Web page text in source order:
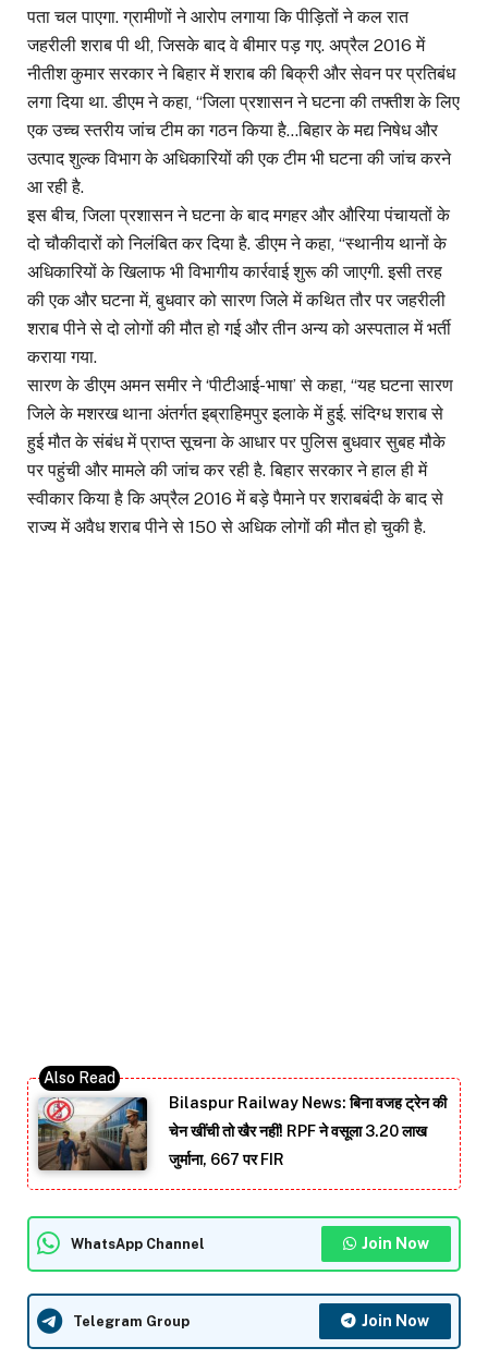
पता चल पाएगा. ग्रामीणों ने आरोप लगाया कि पीड़ितों ने कल रात
जहरीली शराब पी थी, जिसके बाद वे बीमार पड़ गए. अप्रैल 2016 में
नीतीश कुमार सरकार ने बिहार में शराब की बिक्री और सेवन पर प्रतिबंध
लगा दिया था. डीएम ने कहा, “जिला प्रशासन ने घटना की तफ्तीश के लिए
एक उच्च स्तरीय जांच टीम का गठन किया है…बिहार के मद्य निषेध और
उत्पाद शुल्क विभाग के अधिकारियों की एक टीम भी घटना की जांच करने
आ रही है.
इस बीच, जिला प्रशासन ने घटना के बाद मगहर और औरिया पंचायतों के
दो चौकीदारों को निलंबित कर दिया है. डीएम ने कहा, “स्थानीय थानों के
अधिकारियों के खिलाफ भी विभागीय कार्रवाई शुरू की जाएगी. इसी तरह
की एक और घटना में, बुधवार को सारण जिले में कथित तौर पर जहरीली
शराब पीने से दो लोगों की मौत हो गई और तीन अन्य को अस्पताल में भर्ती
कराया गया.
सारण के डीएम अमन समीर ने ‘पीटीआई-भाषा’ से कहा, “यह घटना सारण
जिले के मशरख थाना अंतर्गत इब्राहिमपुर इलाके में हुई. संदिग्ध शराब से
हुई मौत के संबंध में प्राप्त सूचना के आधार पर पुलिस बुधवार सुबह मौके
पर पहुंची और मामले की जांच कर रही है. बिहार सरकार ने हाल ही में
स्वीकार किया है कि अप्रैल 2016 में बड़े पैमाने पर शराबबंदी के बाद से
राज्य में अवैध शराब पीने से 150 से अधिक लोगों की मौत हो चुकी है.
Bilaspur Railway News: बिना वजह ट्रेन की
चेन खींची तो खैर नहीं! RPF ने वसूला 3.20 लाख
जुर्माना, 667 पर FIR
WhatsApp Channel Join Now
Telegram Group Join Now